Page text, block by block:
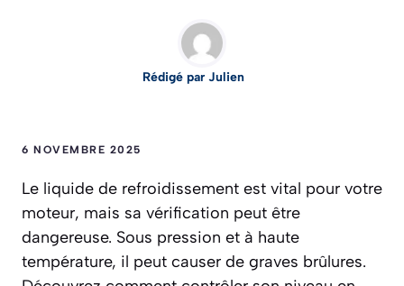
Rédigé par Julien
6 NOVEMBRE 2025
Le liquide de refroidissement est vital pour votre
moteur, mais sa vérification peut être
dangereuse. Sous pression et à haute
température, il peut causer de graves brûlures.